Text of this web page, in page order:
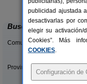
Mestas
Buscar
Comunidades:
Provincias/Islas:
publicidad ajustada
desactivarlas por
elegir su activación/
Cookies”. Más
COOKIES.